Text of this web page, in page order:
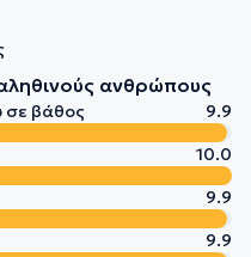
ανθρώπους
σε βάθος
9.9
10.0
9.9
9.9